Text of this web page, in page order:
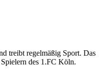
treibt regelmäßig Sport. Das
des 1.FC Köln.